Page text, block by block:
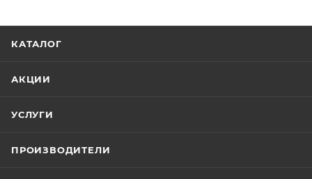
КАТАЛОГ
АКЦИИ
УСЛУГИ
ПРОИЗВОДИТЕЛИ